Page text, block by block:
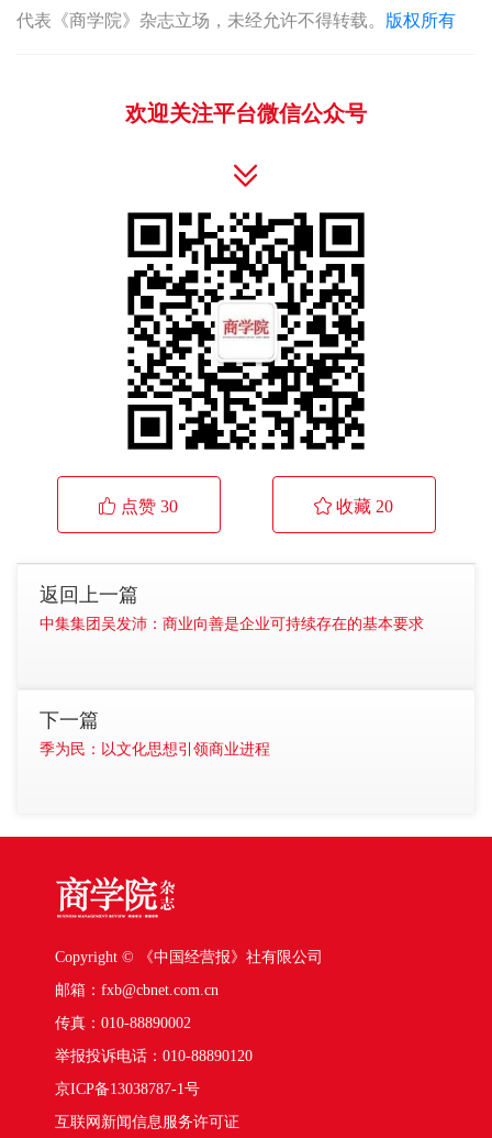
代表《商学院》杂志立场，未经允许不得转载。 版权所有
欢迎关注平台微信公众号

 点赞 30  收藏 20
返回上一篇
中集集团吴发沛：商业向善是企业可持续存在的基本要求
下一篇
季为民：以文化思想引领商业进程
Copyright © 《中国经营报》社有限公司
邮箱：fxb@cbnet.com.cn
传真：010-88890002
举报投诉电话：010-88890120
京ICP备13038787-1号
互联网新闻信息服务许可证